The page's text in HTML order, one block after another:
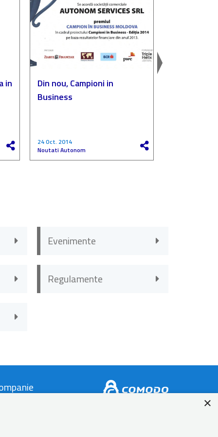
in
Din nou, Campioni in
Business
24 Oct. 2014
Noutati Autonom
Evenimente
Regulamente
×